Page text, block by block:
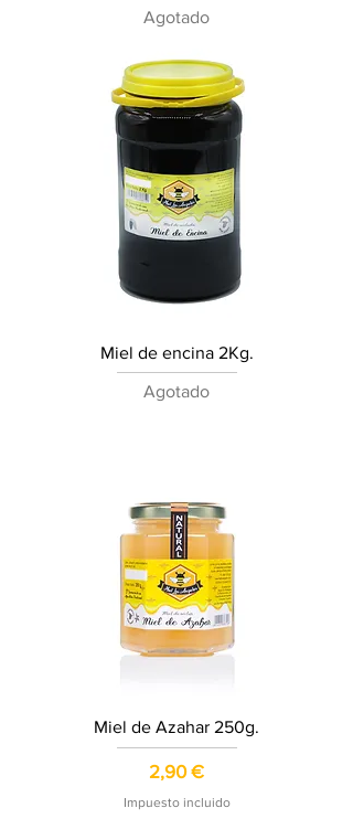
Agotado
Miel de encina 2Kg.
Agotado
Miel de Azahar 250g.
Precio
2,90 €
Impuesto incluido